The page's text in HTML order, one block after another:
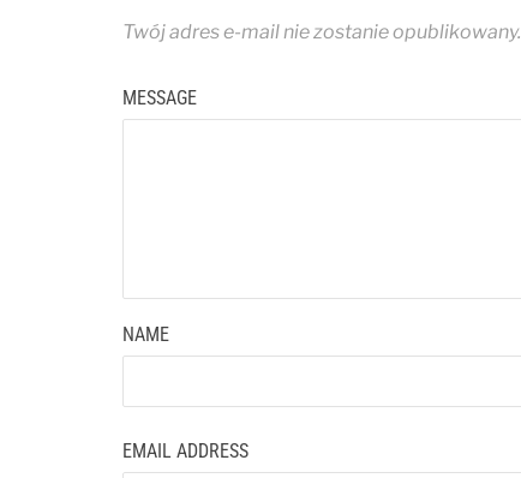
Twój adres e-mail nie zostanie opublikowany.
MESSAGE
NAME
EMAIL ADDRESS